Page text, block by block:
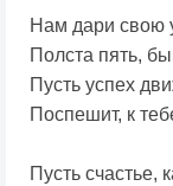
Нам дари свою
Полста пять,
Пусть успех
Поспешит, к
Пусть счастье,